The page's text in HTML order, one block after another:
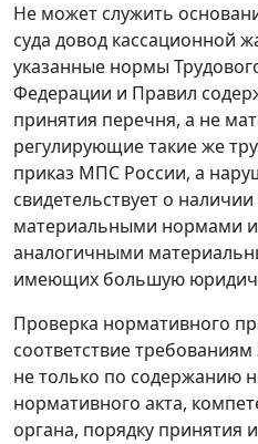
Не может служить
суда довод кассационной
указанные нормы
Федерации и Правил
принятия перечня, а не
регулирующие такие же
приказ МПС России, а
свидетельствует о
материальными нормами
аналогичными
имеющих большую
Проверка нормативного
соответствие
не только по содержанию
нормативного акта,
органа, порядку принятия